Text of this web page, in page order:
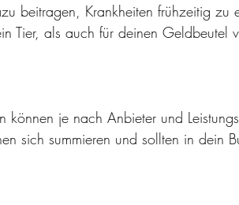
beitragen, Krankheiten frühzeitig zu
Tier, als auch für deinen Geldbeutel
können je nach Anbieter und
sich summieren und sollten in dein